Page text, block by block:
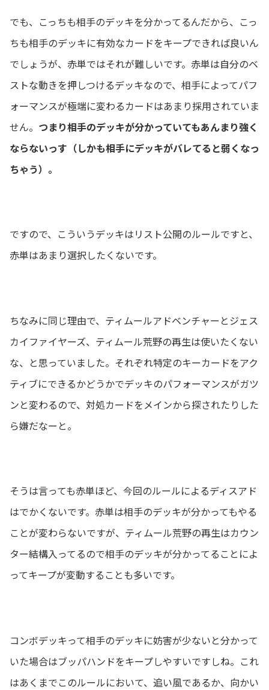
でも、こっちも相手のデッキを分かってるんだから、こっ
ちも相手のデッキに有効なカードをキープできれば良いん
でしょうが、赤単ではそれが難しいです。赤単は自分のベ
ストな動きを押しつけるデッキなので、相手によってパフ
ォーマンスが極端に変わるカードはあまり採用されていま
せん。 つまり相手のデッキが分かっていてもあんまり強く
ならないっす（しかも相手にデッキがバレてると弱くなっ
ちゃう）。
ですので、こういうデッキはリスト公開のルールですと、
赤単はあまり選択したくないです。
ちなみに同じ理由で、ティムールアドベンチャーとジェス
カイファイヤーズ、ティムール荒野の再生は使いたくない
な、と思っていました。それぞれ特定のキーカードをアク
ティブにできるかどうかでデッキのパフォーマンスがガツ
ンと変わるので、対処カードをメインから探されたりした
ら嫌だなーと。
そうは言っても赤単ほど、今回のルールによるディスアド
はでかくないです。赤単は相手のデッキが分かってもやる
ことが変わらないですが、ティムール荒野の再生はカウン
ター結構入ってるので相手のデッキが分かってることによ
ってキープが変動することも多いです。
コンボデッキって相手のデッキに妨害が少ないと分かって
いた場合はブッパハンドをキープしやすいですしね。これ
はあくまでこのルールにおいて、追い風であるか、向かい